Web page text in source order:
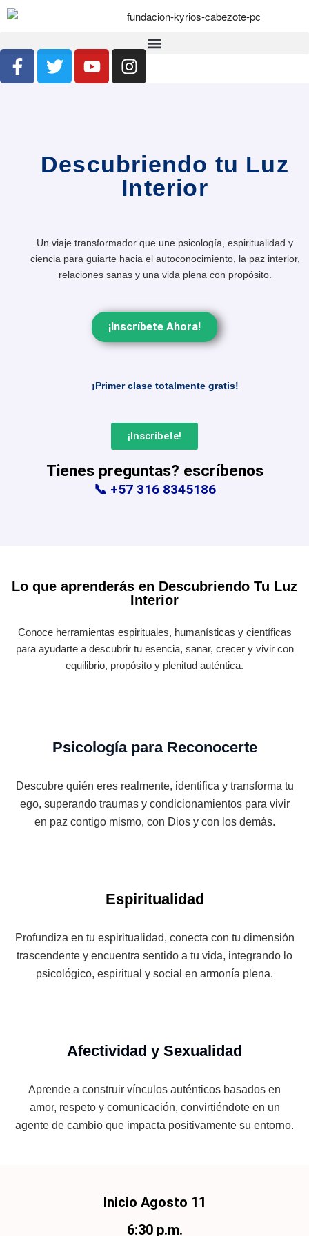
Descubriendo tu Luz
Interior
Un viaje transformador que une psicología, espiritualidad y
ciencia para guiarte hacia el autoconocimiento, la paz interior,
relaciones sanas y una vida plena con propósito.
¡Inscríbete Ahora!
¡Primer clase totalmente gratis!
¡Inscríbete!
Tienes preguntas? escríbenos
📞 +57 316 8345186
Lo que aprenderás en Descubriendo Tu Luz
Interior
Conoce herramientas espirituales, humanísticas y científicas
para ayudarte a descubrir tu esencia, sanar, crecer y vivir con
equilibrio, propósito y plenitud auténtica.
Psicología para Reconocerte
Descubre quién eres realmente, identifica y transforma tu
ego, superando traumas y condicionamientos para vivir
en paz contigo mismo, con Dios y con los demás.
Espiritualidad
Profundiza en tu espiritualidad, conecta con tu dimensión
trascendente y encuentra sentido a tu vida, integrando lo
psicológico, espiritual y social en armonía plena.
Afectividad y Sexualidad
Aprende a construir vínculos auténticos basados en
amor, respeto y comunicación, convirtiéndote en un
agente de cambio que impacta positivamente su entorno.
Inicio Agosto 11
6:30 p.m.